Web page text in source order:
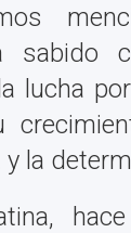
sabido
lucha
la